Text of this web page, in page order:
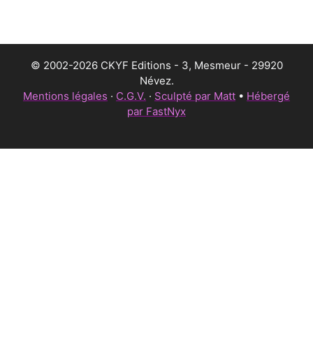
© 2002-2026 CKYF Editions - 3, Mesmeur - 29920
Névez.
Mentions légales · C.G.V. · Sculpté par Matt • Hébergé
par FastNyx